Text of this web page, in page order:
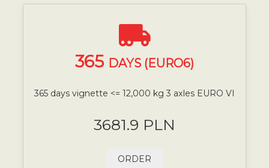
365 DAYS (EURO6)
365 days vignette <= 12,000 kg 3 axles EURO VI
3681.9 PLN
ORDER